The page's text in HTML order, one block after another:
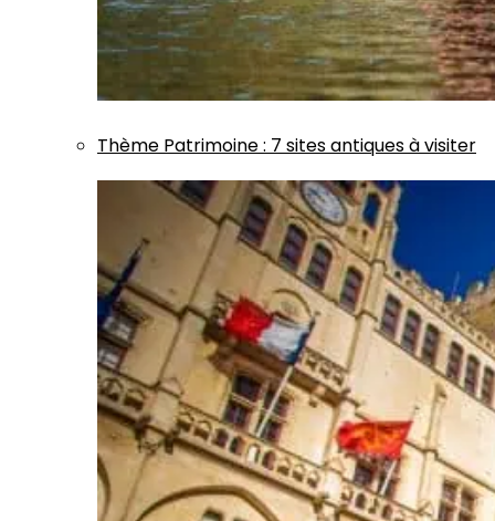
Thème Patrimoine: 7 sites antiques à visiter